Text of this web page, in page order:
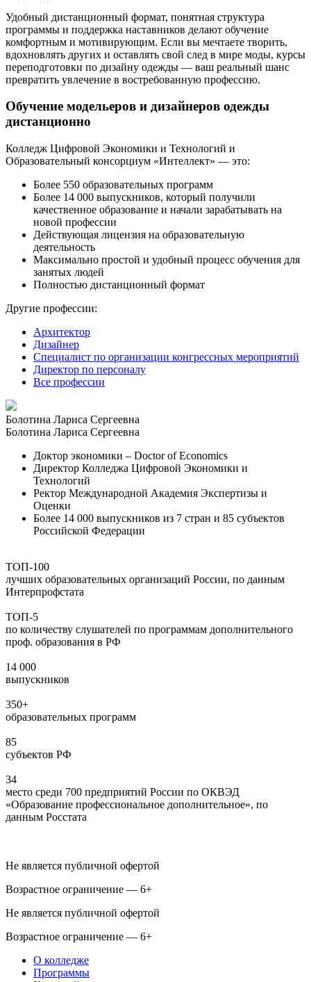
Удобный дистанционный формат, понятная структура
программы и поддержка наставников делают обучение
комфортным и мотивирующим. Если вы мечтаете творить,
вдохновлять других и оставлять свой след в мире моды, курсы
переподготовки по дизайну одежды — ваш реальный шанс
превратить увлечение в востребованную профессию.
Обучение модельеров и дизайнеров одежды
дистанционно
Колледж Цифровой Экономики и Технологий и
Образовательный консорциум «Интеллект» — это:
Более 550 образовательных программ
Более 14 000 выпускников, который получили
качественное образование и начали зарабатывать на
новой профессии
Действующая лицензия на образовательную
деятельность
Максимально простой и удобный процесс обучения для
занятых людей
Полностью дистанционный формат
Другие профессии:
Архитектор
Дизайнер
Специалист по организации конгрессных мероприятий
Директор по персоналу
Все профессии
Болотина Лариса Сергеевна
Болотина Лариса Сергеевна
Доктор экономики – Doctor of Economics
Директор Колледжа Цифровой Экономики и
Технологий
Ректор Международной Академия Экспертизы и
Оценки
Более 14 000 выпускников из 7 стран и 85 субъектов
Российской Федерации
ТОП-100
лучших образовательных организаций России, по данным
Интерпрофстата
ТОП-5
по количеству слушателей по программам дополнительного
проф. образования в РФ
14 000
выпускников
350+
образовательных программ
85
субъектов РФ
34
место среди 700 предприятий России по ОКВЭД
«Образование профессиональное дополнительное», по
данным Росстата
Не является публичной офертой
Возрастное ограничение — 6+
Не является публичной офертой
Возрастное ограничение — 6+
О колледже
Программы